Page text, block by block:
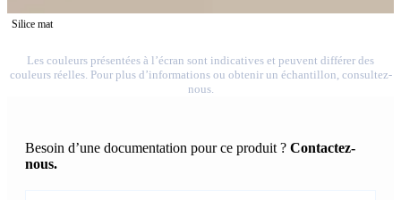
Silice mat
Les couleurs présentées à l’écran sont indicatives et peuvent différer des
couleurs réelles. Pour plus d’informations ou obtenir un échantillon, consultez-
nous.
Besoin d’une documentation pour ce produit ? Contactez-
nous.